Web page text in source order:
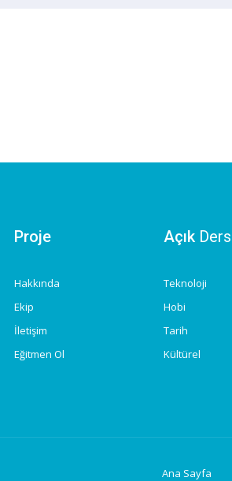
Proje
Hakkında
Ekip
İletişim
Eğitmen Ol
Açık
Teknoloji
Hobi
Tarih
Kültürel
Ana Sayfa